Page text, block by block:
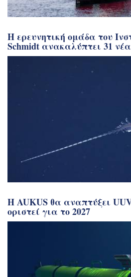
Η ερευνητική ομάδα του
Schmidt ανακαλύπτει 31 νέα
Η AUKUS θα αναπτύξει
οριστεί για το 2027